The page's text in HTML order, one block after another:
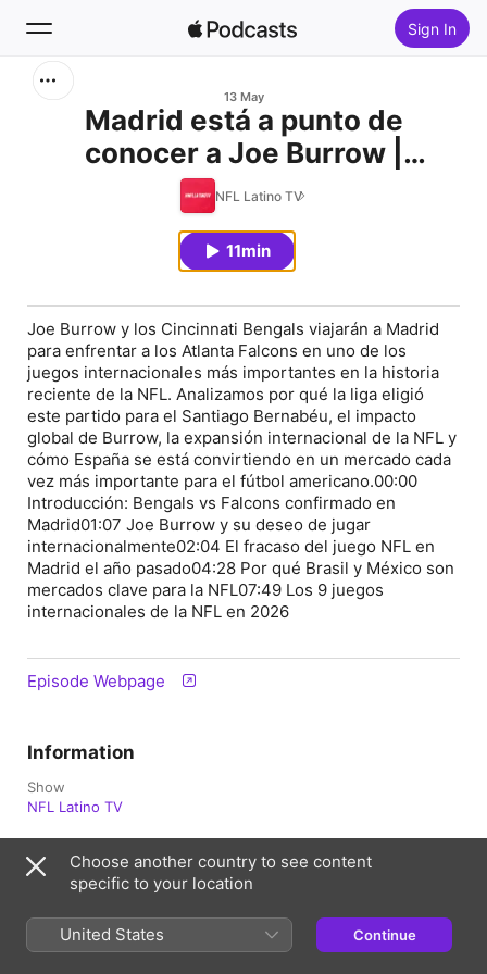
Sign In
Home
13 May
Madrid está a punto de
conocer a Joe Burrow |
Bengals vs Falcons en España
NFL Latino TV
11min
Joe Burrow y los Cincinnati Bengals viajarán a Madrid
para enfrentar a los Atlanta Falcons en uno de los
juegos internacionales más importantes en la historia
reciente de la NFL. Analizamos por qué la liga eligió
este partido para el Santiago Bernabéu, el impacto
global de Burrow, la expansión internacional de la NFL y
cómo España se está convirtiendo en un mercado cada
vez más importante para el fútbol americano.00:00
Introducción: Bengals vs Falcons confirmado en
Madrid01:07 Joe Burrow y su deseo de jugar
internacionalmente02:04 El fracaso del juego NFL en
Madrid el año pasado04:28 Por qué Brasil y México son
mercados clave para la NFL07:49 Los 9 juegos
internacionales de la NFL en 2026
Episode Webpage
Information
Show
NFL Latino TV
Every two months
13 May 2026 at 06:01 UTC
Choose another country to see content
specific to your location
United States Continue